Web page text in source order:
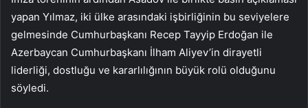
yapan Yılmaz, iki ülke arasındaki işbirliğinin bu seviyelere
gelmesinde Cumhurbaşkanı Recep Tayyip Erdoğan ile
Azerbaycan Cumhurbaşkanı İlham Aliyev’in dirayetli
liderliği, dostluğu ve kararlılığının büyük rolü olduğunu
söyledi.